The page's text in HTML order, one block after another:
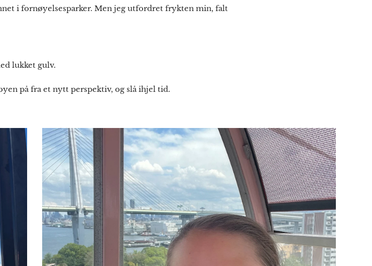
i fornøyelsesparker. Men jeg utfordret frykten min, falt
lukket gulv.
på fra et nytt perspektiv, og slå ihjel tid.